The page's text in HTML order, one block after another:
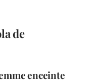
de
enceinte